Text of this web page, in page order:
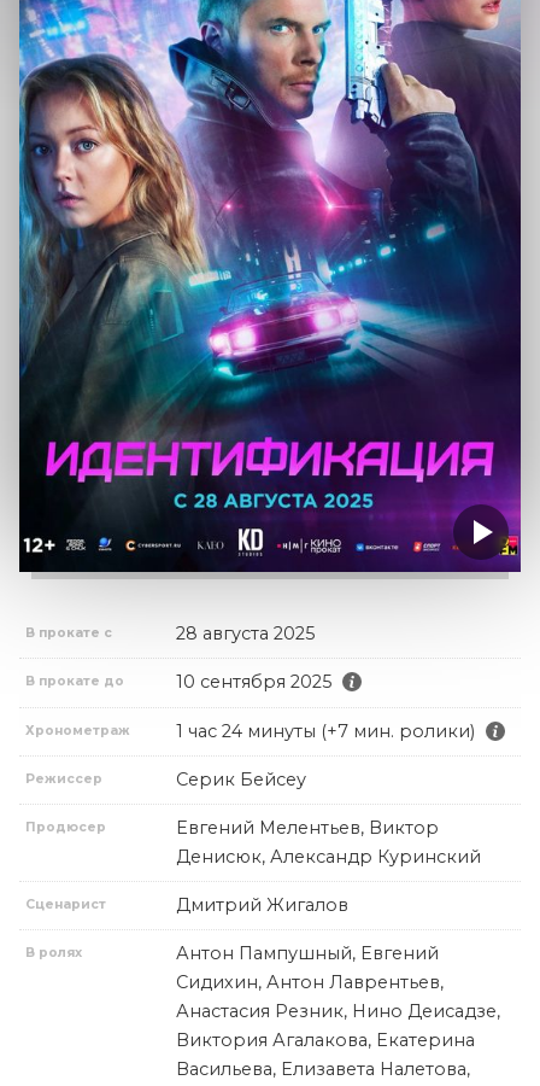
В прокате с 28 августа 2025
В прокате до 10 сентября 2025
Хронометраж 1 час 24 минуты (+7 мин. ролики)
Режиссер Серик Бейсеу
Продюсер
Евгений Мелентьев, Виктор
Денисюк, Александр Куринский
Сценарист Дмитрий Жигалов
В ролях
Антон Пампушный, Евгений
Сидихин, Антон Лаврентьев,
Анастасия Резник, Нино Деисадзе,
Виктория Агалакова, Екатерина
Васильева, Елизавета Налетова,